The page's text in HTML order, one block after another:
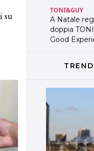
su
TONI&GUY
A Natale
doppia
Good
LABEL.M
DAVINES
cofanetti
per un
ogni capello